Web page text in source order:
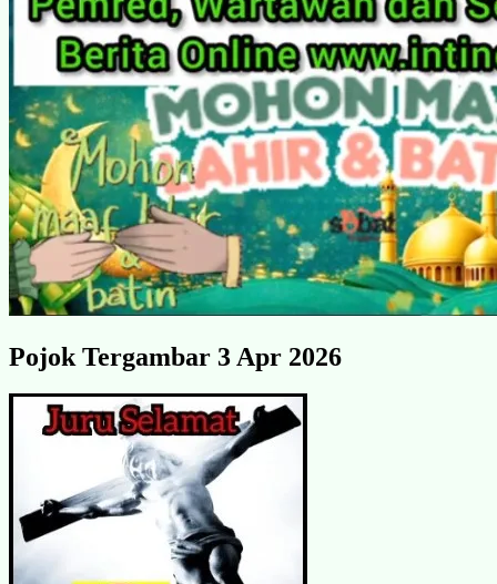
Pojok Tergambar 3 Apr 2026